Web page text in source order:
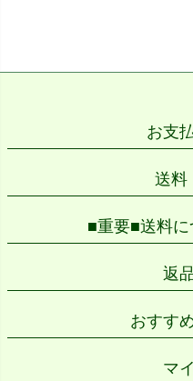
お支
送料
■重要■送料
返
おすす
マ